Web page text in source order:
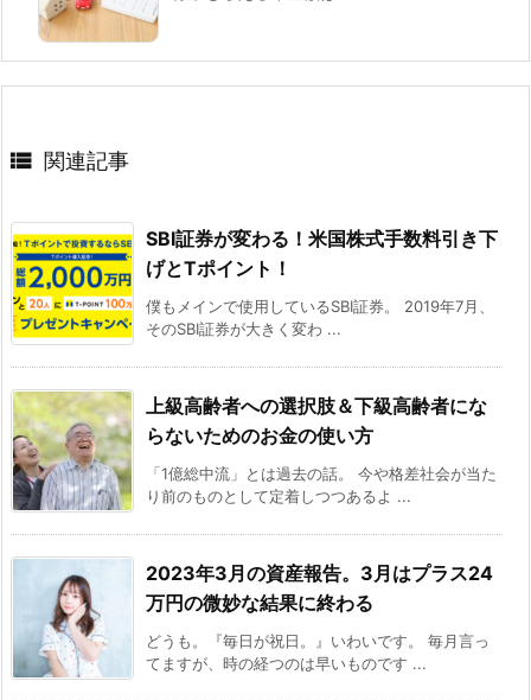
 関連記事
SBI証券が変わる！米国株式手数料引き下
げとTポイント！
僕もメインで使用しているSBI証券。 2019年7月、
そのSBI証券が大きく変わ ...
上級高齢者への選択肢＆下級高齢者にな
らないためのお金の使い方
「1億総中流」とは過去の話。 今や格差社会が当た
り前のものとして定着しつつあるよ ...
2023年3月の資産報告。3月はプラス24
万円の微妙な結果に終わる
どうも。『毎日が祝日。』いわいです。 毎月言っ
てますが、時の経つのは早いものです ...